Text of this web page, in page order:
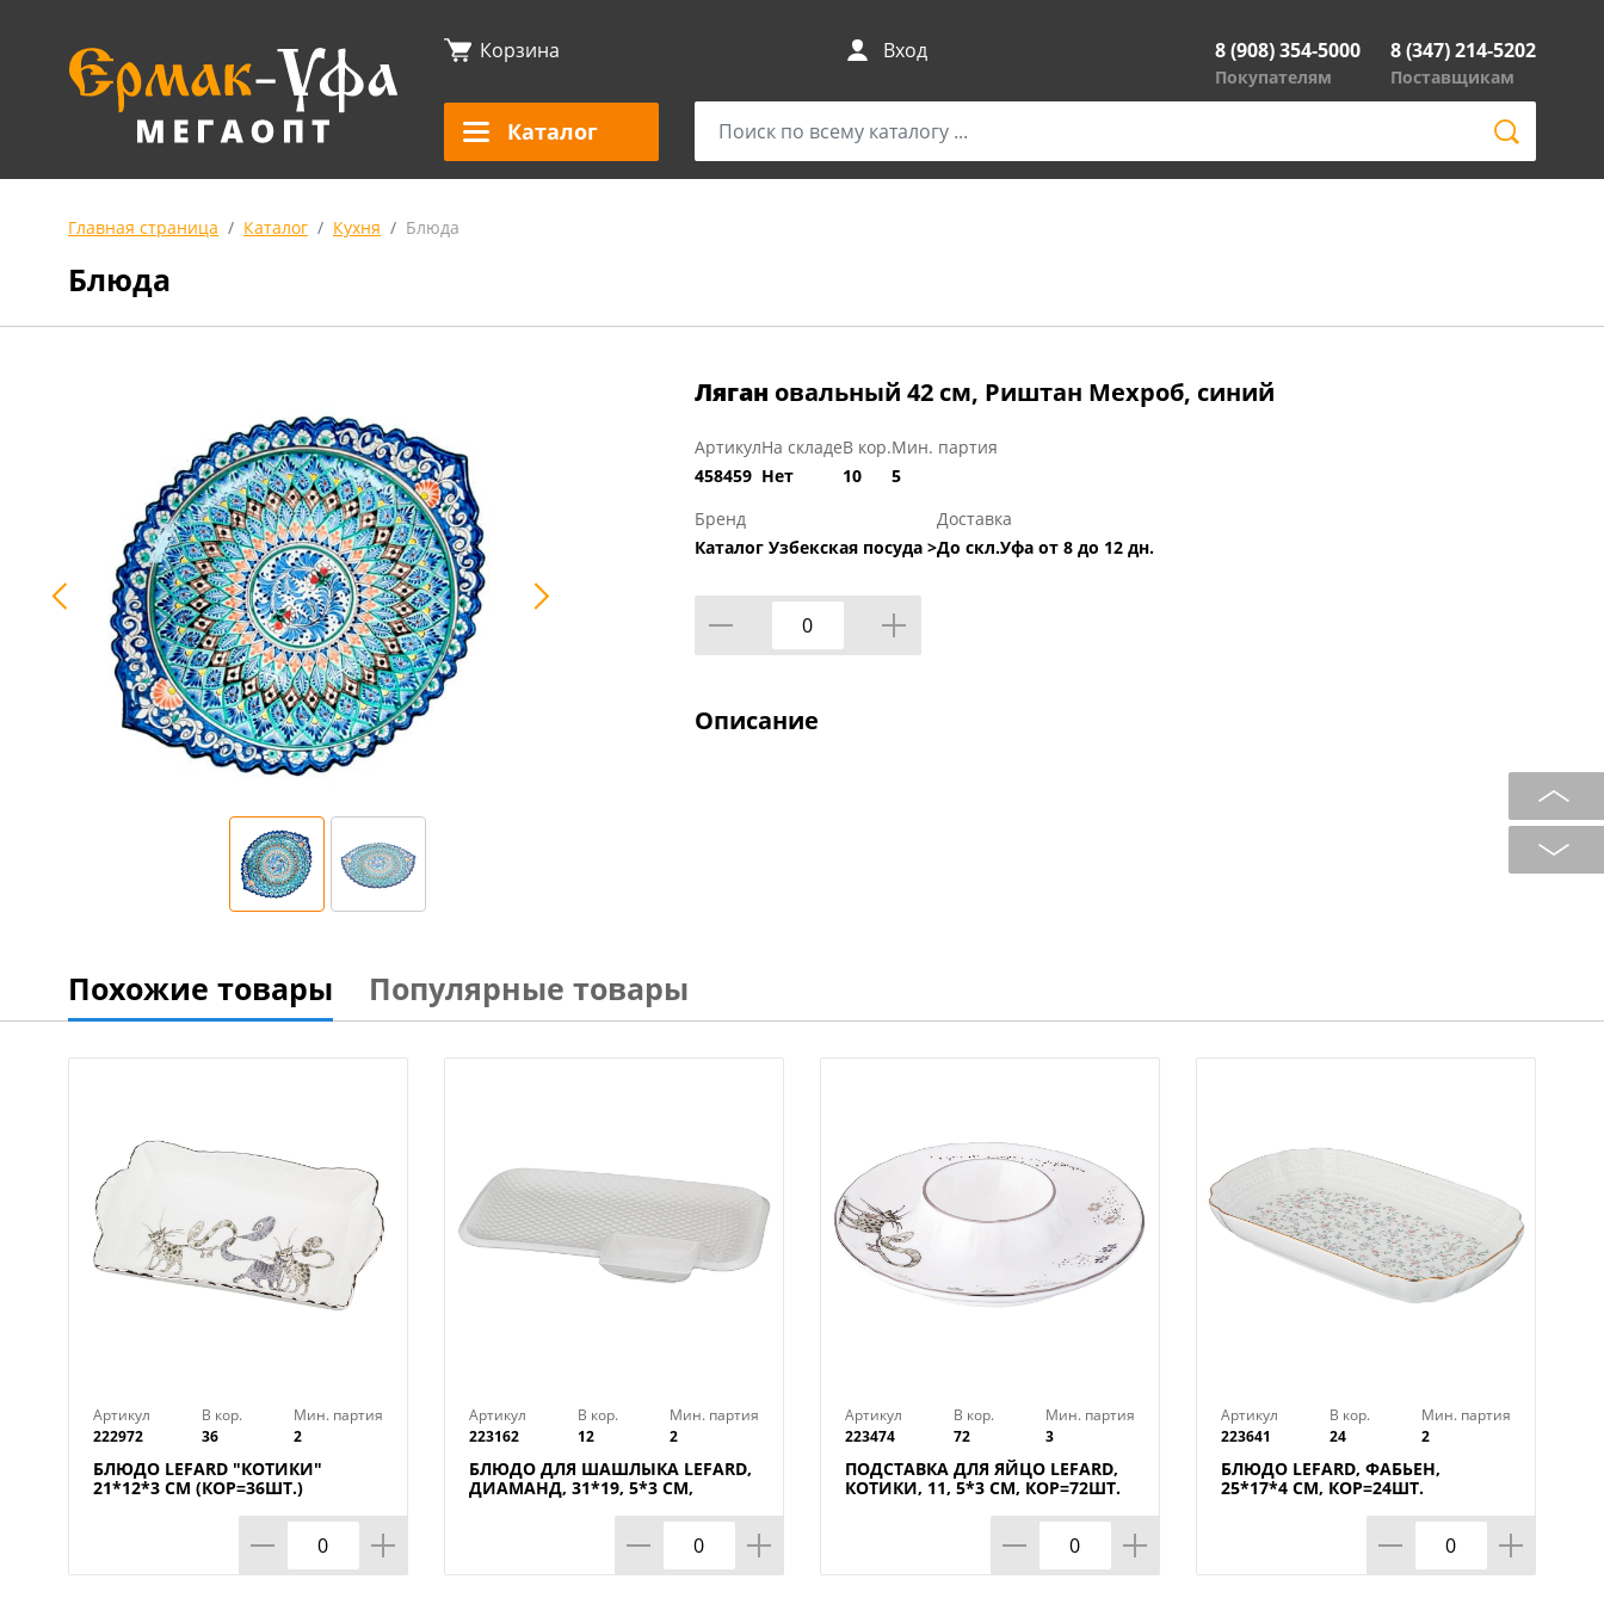
Корзина Вход 8 (908) 354-5000
Покупателям
8 (347) 214-5202
Поставщикам
Каталог
Главная страница Каталог Кухня Блюда
Блюда
Ляган овальный 42 см, Риштан Мехроб, синий
Артикул
458459
На складе
Нет
В кор.
10
Мин. партия
5
Бренд
Каталог Узбекская посуда >
Доставка
До скл.Уфа от 8 до 12 дн.
Описание
Похожие товары Популярные товары
Артикул
222972
В кор.
36
Мин. партия
2
БЛЮДО LEFARD "КОТИКИ"
21*12*3 СМ (КОР=36ШТ.)
Артикул
223162
В кор.
12
Мин. партия
2
БЛЮДО ДЛЯ ШАШЛЫКА LEFARD,
ДИАМАНД, 31*19, 5*3 СМ,
Артикул
223474
В кор.
72
Мин. партия
3
ПОДСТАВКА ДЛЯ ЯЙЦО LEFARD,
КОТИКИ, 11, 5*3 СМ, КОР=72ШТ.
Артикул
223641
В кор.
24
Мин. партия
2
БЛЮДО LEFARD, ФАБЬЕН,
25*17*4 СМ, КОР=24ШТ.